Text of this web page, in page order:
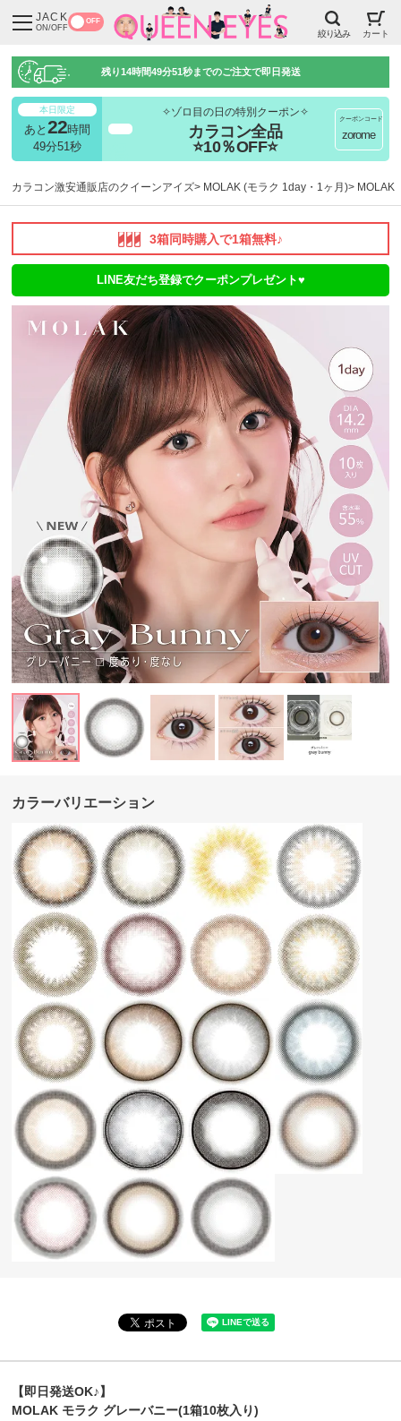
JACK
ON/OFF
OFF
絞り込み カート
残り14時間49分50秒までのご注文で即日発送
本日限定
あと 22時間
49分50秒
✧ゾロ目の日の特別クーポン✧
カラコン全品
⭐10％OFF⭐
クーポンコード
zorome
カラコン激安通販店のクイーンアイズ MOLAK (モラク 1day・1ヶ月) MOLAK
3箱同時購入で1箱無料♪
LINE友だち登録でクーポンプレゼント♥
カラーバリエーション
【即日発送OK♪】
MOLAK モラク グレーバニー(1箱10枚入り)